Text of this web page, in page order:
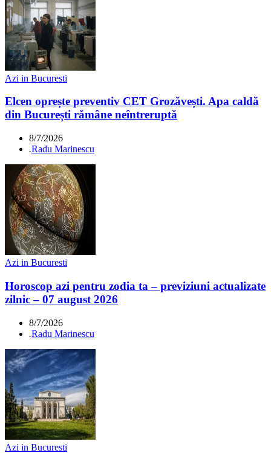
Azi in Bucuresti
Elcen oprește preventiv CET Grozăvești. Apa caldă
din București rămâne neîntreruptă
8/7/2026
.Radu Marinescu
Azi in Bucuresti
Horoscop azi pentru zodia ta – previziuni actualizate
zilnic – 07 august 2026
8/7/2026
.Radu Marinescu
Azi in Bucuresti